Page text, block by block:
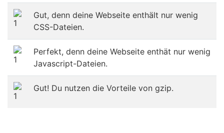
Gut, denn deine Webseite enthält nur wenig
CSS-Dateien.
Perfekt, denn deine Webseite enthät nur wenig
Javascript-Dateien.
Gut! Du nutzen die Vorteile von gzip.